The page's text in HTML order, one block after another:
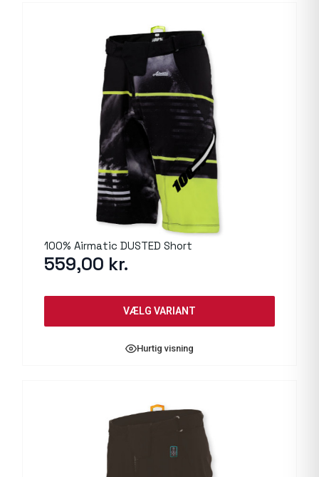
100% Airmatic DUSTED Short
559,00 kr.
VÆLG VARIANT
Hurtig visning